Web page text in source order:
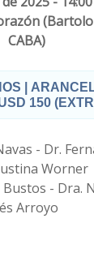
CABA)
|
150
- Dr.
Worner
Bustos - Dra.
Arroyo